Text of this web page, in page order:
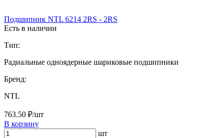
Подшипник NTL 6214 2RS - 2RS
Есть в наличии
Тип:
Радиальные одноядерные шариковые подшипники
Бренд:
NTL
763.50 ₽/шт
В корзину
шт